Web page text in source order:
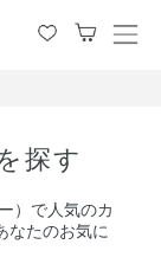
メ
探す
）で人気のカ
なたのお気に